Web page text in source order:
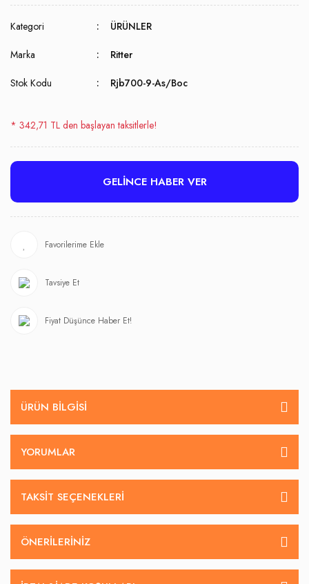
Kategori ÜRÜNLER
Marka Ritter
Stok Kodu Rjb700-9-As/Boc
* 342,71 TL den başlayan taksitlerle!
GELİNCE HABER VER
Tavsiye Et
Fiyat Düşünce Haber Et!
ÜRÜN BILGISI
YORUMLAR
TAKSIT SEÇENEKLERI
ÖNERILERINIZ